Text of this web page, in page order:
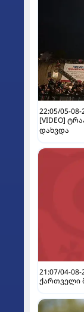
22:05/05-08-
[VIDEO]
დახვდა
21:07/04-08-
ქართველი